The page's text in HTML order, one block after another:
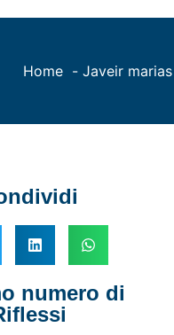
Home Javeir marias
numero di